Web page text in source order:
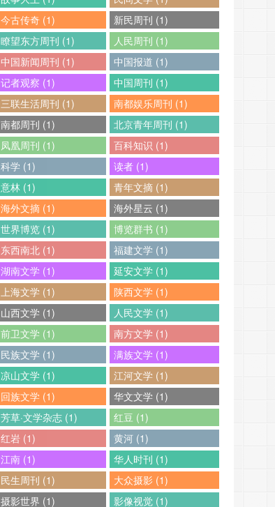
今古传奇 (1)
新民周刊 (1)
瞭望东方周刊 (1)
人民周刊 (1)
中国新闻周刊 (1)
中国报道 (1)
记者观察 (1)
中国周刊 (1)
三联生活周刊 (1)
南都娱乐周刊 (1)
南都周刊 (1)
北京青年周刊 (1)
凤凰周刊 (1)
百科知识 (1)
科学 (1)
读者 (1)
意林 (1)
青年文摘 (1)
海外文摘 (1)
海外星云 (1)
世界博览 (1)
博览群书 (1)
东西南北 (1)
福建文学 (1)
湖南文学 (1)
延安文学 (1)
上海文学 (1)
陕西文学 (1)
山西文学 (1)
人民文学 (1)
前卫文学 (1)
南方文学 (1)
民族文学 (1)
满族文学 (1)
凉山文学 (1)
江河文学 (1)
回族文学 (1)
华文文学 (1)
芳草·文学杂志 (1)
红豆 (1)
红岩 (1)
黄河 (1)
江南 (1)
华人时刊 (1)
民生周刊 (1)
大众摄影 (1)
摄影世界 (1)
影像视觉 (1)